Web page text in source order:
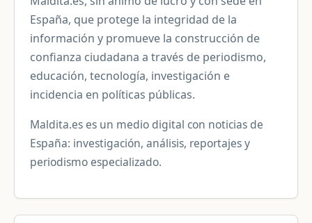
España, que protege la integridad de la
información y promueve la construcción de
confianza ciudadana a través de periodismo,
educación, tecnología, investigación e
incidencia en políticas públicas.
Maldita.es es un medio digital con noticias de
España: investigación, análisis, reportajes y
periodismo especializado.